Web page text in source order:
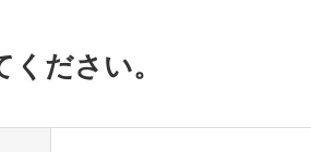
ださい。